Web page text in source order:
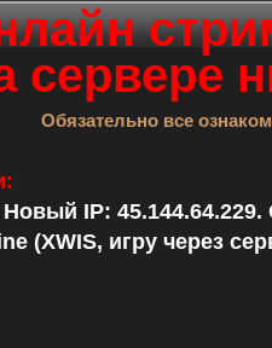
сервере
Обязательно все
IP: 45.144.64.229.
(XWIS, игру через